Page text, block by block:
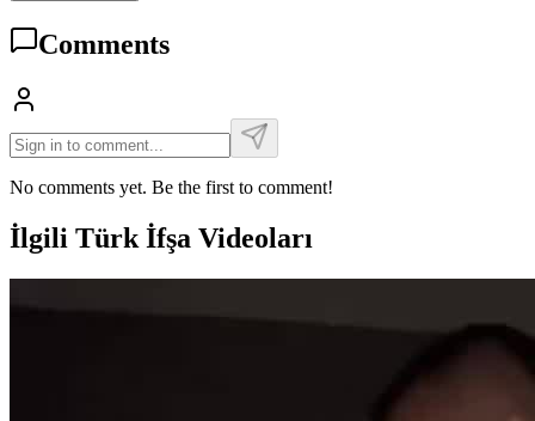
Comments
No comments yet. Be the first to comment!
İlgili Türk İfşa Videoları